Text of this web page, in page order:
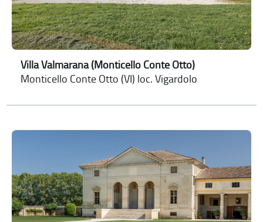
Villa Valmarana (Monticello Conte Otto)
Monticello Conte Otto (VI) loc. Vigardolo